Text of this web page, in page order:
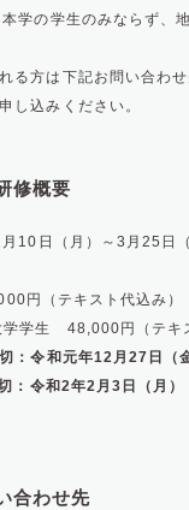
学の学生のみならず、
る方は下記お問い合わ
し込みください。
修概要
月10日（月）～3月25
円（テキスト代込み）
48,000円（テキス
：令和元年12月27日（
2年2月3日（月）
合わせ先